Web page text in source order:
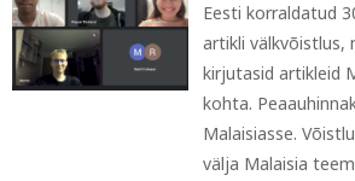
Eesti korraldatud
artikli välkvõistlus,
kirjutasid artikleid
kohta.
Malaisiasse.
välja Malaisia